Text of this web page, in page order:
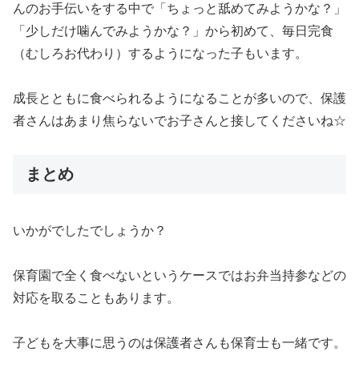
んのお手伝いをする中で「ちょっと舐めてみようかな？」
「少しだけ噛んでみようかな？」から初めて、毎日完食
（むしろお代わり）するようになった子もいます。
成長とともに食べられるようになることが多いので、保護
者さんはあまり焦らないでお子さんと接してくださいね☆
まとめ
いかがでしたでしょうか？
保育園で全く食べないというケースではお弁当持参などの
対応を取ることもあります。
子どもを大事に思うのは保護者さんも保育士も一緒です。